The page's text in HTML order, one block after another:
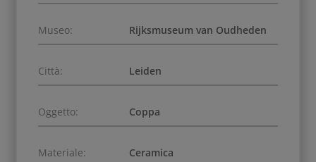
Museo: Rijksmuseum van Oudheden
Città: Leiden
Oggetto: Coppa
Materiale: Ceramica